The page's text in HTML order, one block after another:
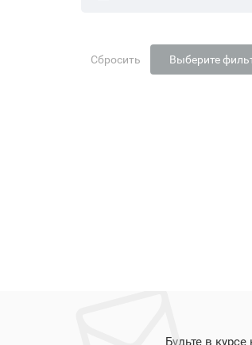
Сбросить Выберите
Будьте в